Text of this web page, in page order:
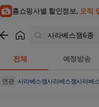
홈쇼핑사별 할인정보, 오직
전체 예정방송
연관 사라베스잼사라베스잼사라베